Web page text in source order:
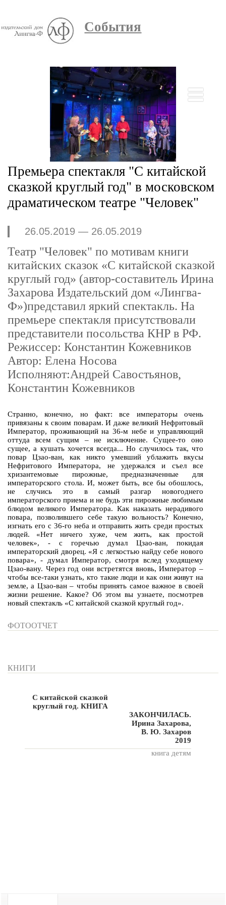
События
Премьера спектакля "С китайской
сказкой круглый год" в московском
драматическом театре "Человек"
26.05.2019 — 26.05.2019
Театр "Человек" по мотивам книги
китайских сказок «С китайской сказкой
круглый год» (автор-составитель Ирина
Захарова Издательский дом «Лингва-
Ф»)представил яркий спектакль. На
премьере спектакля присутствовали
представители посольства КНР в РФ.
Режиссер: Константин Кожевников
Автор: Елена Носова
Исполняют:Андрей Савостьянов,
Константин Кожевников
Странно, конечно, но факт: все императоры очень
привязаны к своим поварам. И даже великий Нефритовый
Император, проживающий на 36-м небе и управляющий
оттуда всем сущим – не исключение. Сущее-то оно
сущее, а кушать хочется всегда... Но случилось так, что
повар Цзао-ван, как никто умевший ублажить вкусы
Нефритового Императора, не удержался и съел все
хризантемовые пирожные, предназначенные для
императорского стола. И, может быть, все бы обошлось,
не случись это в самый разгар новогоднего
императорского приема и не будь эти пирожные любимым
блюдом великого Императора. Как наказать нерадивого
повара, позволившего себе такую вольность? Конечно,
изгнать его с 36-го неба и отправить жить среди простых
людей. «Нет ничего хуже, чем жить, как простой
человек», - с горечью думал Цзао-ван, покидая
императорский дворец. «Я с легкостью найду себе нового
повара», - думал Император, смотря вслед уходящему
Цзао-вану. Через год они встретятся вновь, Император –
чтобы все-таки узнать, кто такие люди и как они живут на
земле, а Цзао-ван – чтобы принять самое важное в своей
жизни решение. Какое? Об этом вы узнаете, посмотрев
новый спектакль «С китайской сказкой круглый год».
ФОТООТЧЕТ
КНИГИ
С китайской сказкой
круглый год. КНИГА
ЗАКОНЧИЛАСЬ.
Ирина Захарова,
В. Ю. Захаров
2019
книга детям